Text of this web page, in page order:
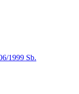
1999 Sb.